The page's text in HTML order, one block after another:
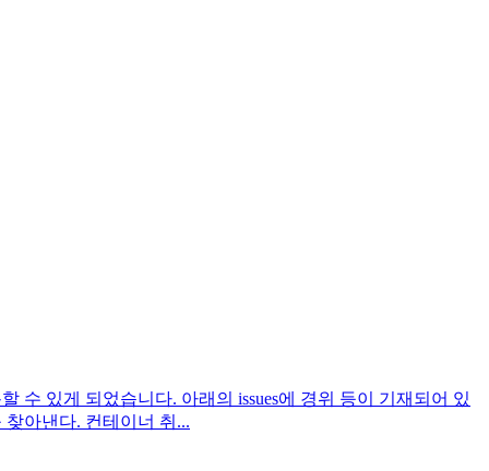
수 있게 되었습니다. 아래의 issues에 경위 등이 기재되어 있
아낸다. 컨테이너 취...